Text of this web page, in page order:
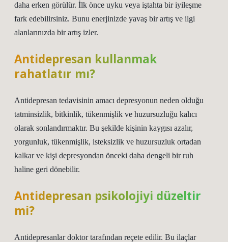
daha erken görülür. İlk önce uyku veya iştahta bir iyileşme
fark edebilirsiniz. Bunu enerjinizde yavaş bir artış ve ilgi
alanlarınızda bir artış izler.
Antidepresan kullanmak
rahatlatır mı?
Antidepresan tedavisinin amacı depresyonun neden olduğu
tatminsizlik, bitkinlik, tükenmişlik ve huzursuzluğu kalıcı
olarak sonlandırmaktır. Bu şekilde kişinin kaygısı azalır,
yorgunluk, tükenmişlik, isteksizlik ve huzursuzluk ortadan
kalkar ve kişi depresyondan önceki daha dengeli bir ruh
haline geri dönebilir.
Antidepresan psikolojiyi düzeltir
mi?
Antidepresanlar doktor tarafından reçete edilir. Bu ilaçlar